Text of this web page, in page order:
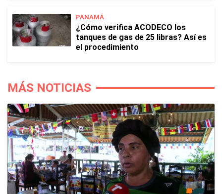
PANAMÁ
¿Cómo verifica ACODECO los
tanques de gas de 25 libras? Así es
el procedimiento
MÁS NOTICIAS